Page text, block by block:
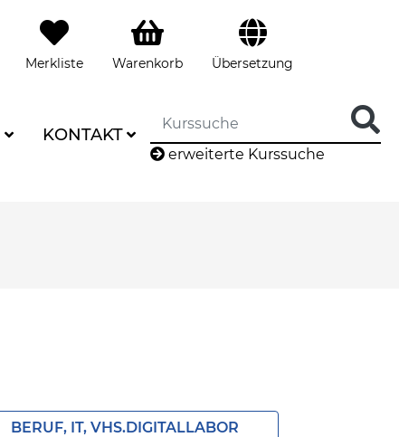
Merkliste Warenkorb Übersetzung
KONTAKT
erweiterte Kurssuche
BERUF, IT, VHS.DIGITALLABOR